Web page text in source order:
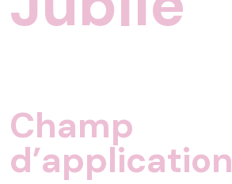
Champ
d’application